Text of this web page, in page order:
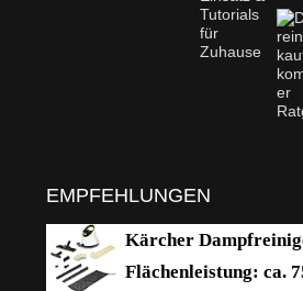
EMPFEHLUNGEN
Kärcher
Flächenleistung: ca.